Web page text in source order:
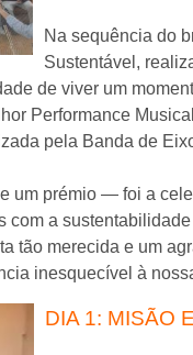
Na sequência do
Sustentável,
de viver um
Performance
pela Banda de
um prémio — foi a
com a
tão merecida e um
inesquecível à
DIA 1: MISÃO